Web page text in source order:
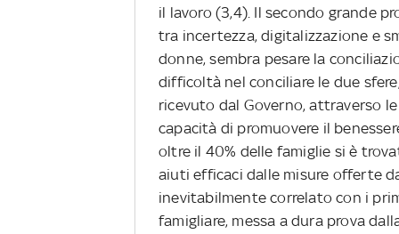
il lavoro (3,4). Il secondo grande
tra incertezza, digitalizzazione e
donne, sembra pesare la
difficoltà nel conciliare le due
ricevuto dal Governo, attraverso
capacità di promuovere il
oltre il 40% delle famiglie si è
aiuti efficaci dalle misure offerte
inevitabilmente correlato con i
famigliare, messa a dura prova